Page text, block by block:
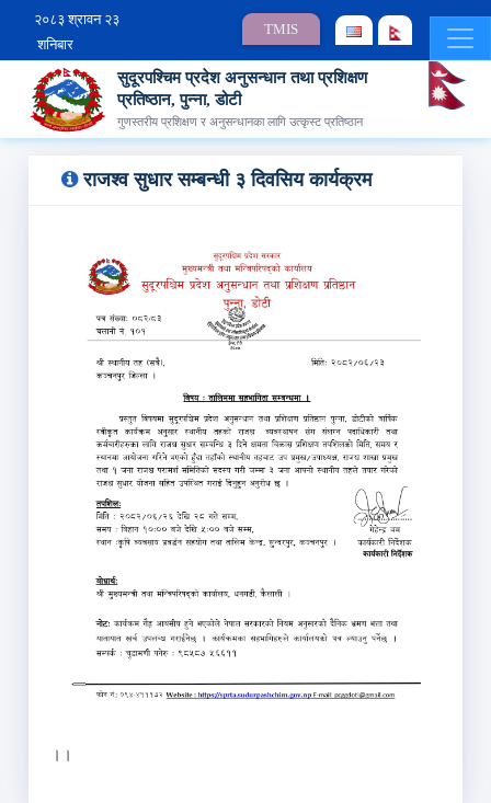
२०८३ श्रावन २३
शनिबार
TMIS
सुदूरपश्चिम प्रदेश अनुसन्धान तथा प्रशिक्षण
प्रतिष्ठान, पुन्ना, डोटी
गुणस्तरीय प्रशिक्षण र अनुसन्धानका लागि उत्कृस्ट प्रतिष्ठान
राजश्‍व सुधार सम्‍बन्‍धी ३ दिवसिय कार्यक्रम
‍‍।।